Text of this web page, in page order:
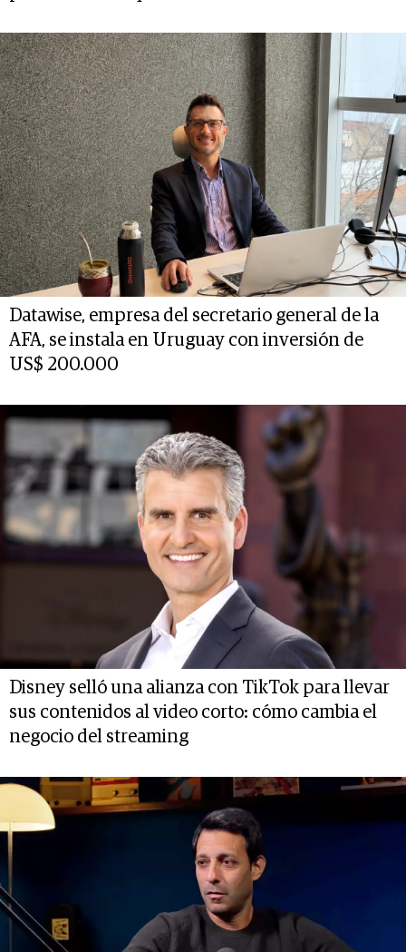
Datawise, empresa del secretario general de la
AFA, se instala en Uruguay con inversión de
US$ 200.000
Disney selló una alianza con TikTok para llevar
sus contenidos al video corto: cómo cambia el
negocio del streaming